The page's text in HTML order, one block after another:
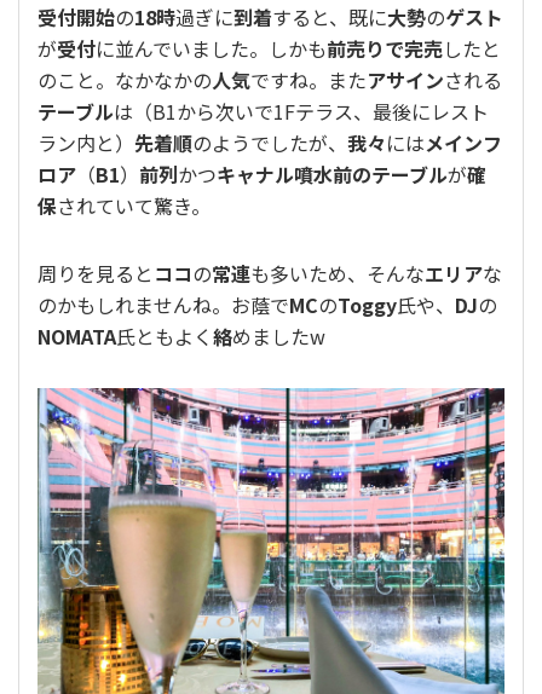
受付開始の18時過ぎに到着すると、既に大勢のゲスト
が受付に並んでいました。しかも前売りで完売したと
のこと。なかなかの人気ですね。またアサインされる
テーブルは（B1から次いで1Fテラス、最後にレスト
ラン内と） 先着順のようでしたが、 我々にはメインフ
ロア （B1） 前列かつキャナル噴水前のテーブルが確
保されていて驚き。
周りを見ると ココの常連も多いため、そんなエリアな
のかもしれませんね。お蔭でMCのToggy氏や、 DJの
NOMATA氏ともよく 絡めましたw